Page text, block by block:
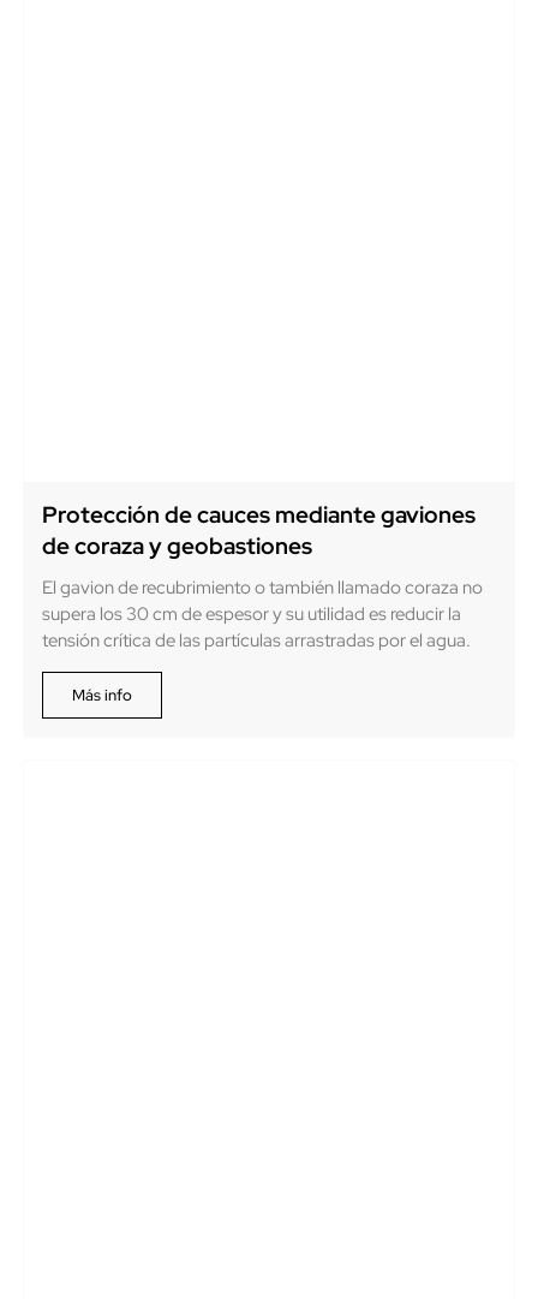
Protección de cauces mediante gaviones
de coraza y geobastiones
El gavion de recubrimiento o también llamado coraza no
supera los 30 cm de espesor y su utilidad es reducir la
tensión crítica de las partículas arrastradas por el agua.
Más info